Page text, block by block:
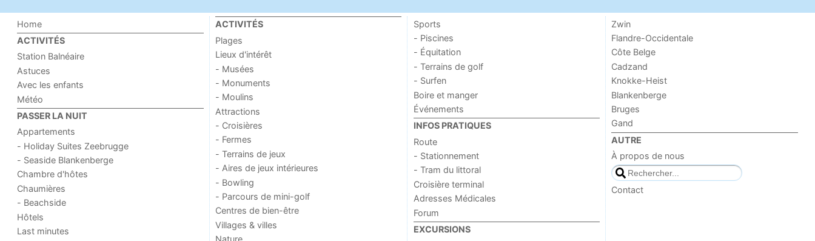
Home
ACTIVITÉS
Station Balnéaire
Astuces
Avec les enfants
Météo
PASSER LA NUIT
Appartements
- Holiday Suites Zeebrugge
- Seaside Blankenberge
Chambre d'hôtes
Chaumières
- Beachside
Hôtels
Last minutes
ACTIVITÉS
Plages
Lieux d'intérêt
- Musées
- Monuments
- Moulins
Attractions
- Croisières
- Fermes
- Terrains de jeux
- Aires de jeux intérieures
- Bowling
- Parcours de mini-golf
Centres de bien-être
Villages & villes
Sports
- Piscines
- Équitation
- Terrains de golf
- Surfen
Boire et manger
Événements
INFOS PRATIQUES
Route
- Stationnement
- Tram du littoral
Croisière terminal
Adresses Médicales
Forum
EXCURSIONS
Zwin
Flandre-Occidentale
Côte Belge
Cadzand
Knokke-Heist
Blankenberge
Bruges
Gand
AUTRE
À propos de nous
Contact